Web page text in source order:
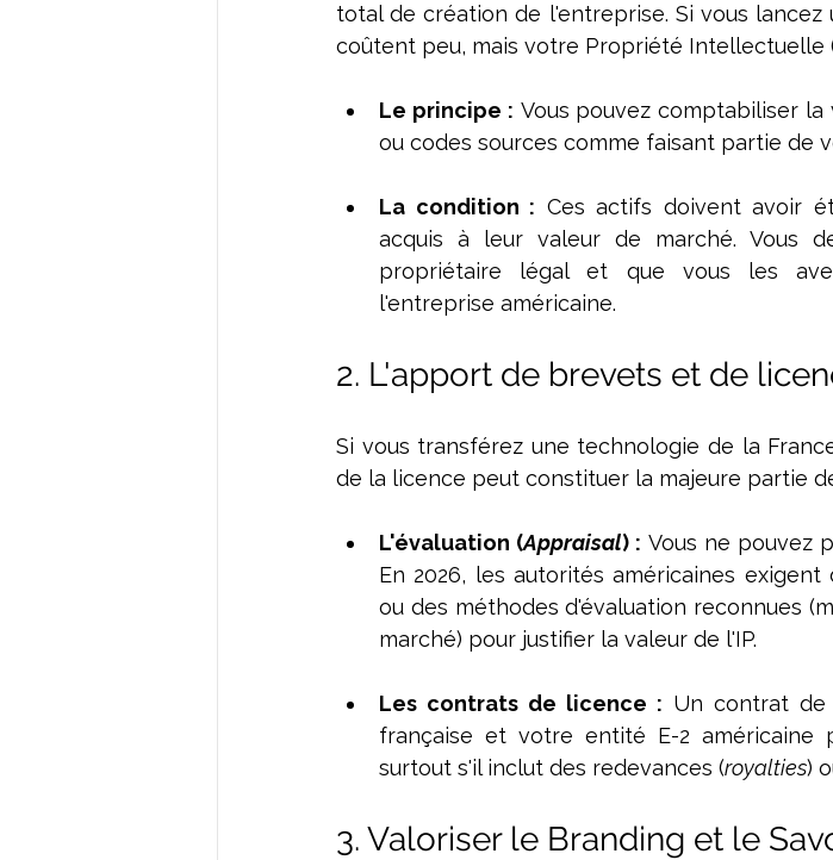
total de création de l'entreprise. Si vous
coûtent peu, mais votre Propriété Intellectuelle
Le principe : Vous pouvez comptabiliser
ou codes sources comme faisant partie de
La condition : Ces actifs doivent avoir
acquis à leur valeur de marché. Vous
propriétaire légal et que vous les
l'entreprise américaine.
2. L'apport de brevets et de
Si vous transférez une technologie de la
de la licence peut constituer la majeure partie
L'évaluation (Appraisal) : Vous ne pouvez
En 2026, les autorités américaines
ou des méthodes d'évaluation reconnues
marché) pour justifier la valeur de l'IP.
Les contrats de licence : Un contrat
française et votre entité E-2 américaine
surtout s'il inclut des redevances (royalties)
3. Valoriser le Branding et le